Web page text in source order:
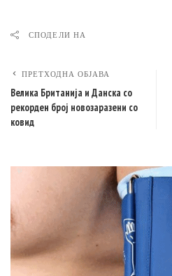
СПОДЕЛИ НА
ПРЕТХОДНА ОБЈАВА
Велика Британија и Данска со
рекорден број новозаразени со
ковид